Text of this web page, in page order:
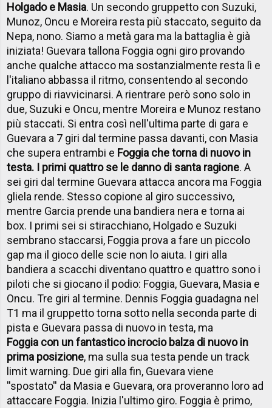
Holgado e Masia. Un secondo gruppetto con Suzuki,
Munoz, Oncu e Moreira resta più staccato, seguito da
Nepa, nono. Siamo a metà gara ma la battaglia è già
iniziata! Guevara tallona Foggia ogni giro provando
anche qualche attacco ma sostanzialmente resta lì e
l'italiano abbassa il ritmo, consentendo al secondo
gruppo di riavvicinarsi. A rientrare però sono solo in
due, Suzuki e Oncu, mentre Moreira e Munoz restano
più staccati. Si entra così nell'ultima parte di gara e
Guevara a 7 giri dal termine passa davanti, con Masia
che supera entrambi e Foggia che torna di nuovo in
testa. I primi quattro se le danno di santa ragione. A
sei giri dal termine Guevara attacca ancora ma Foggia
gliela rende. Stesso copione al giro successivo,
mentre Garcia prende una bandiera nera e torna ai
box. I primi sei si stiracchiano, Holgado e Suzuki
sembrano staccarsi, Foggia prova a fare un piccolo
gap ma il gioco delle scie non lo aiuta. I giri alla
bandiera a scacchi diventano quattro e quattro sono i
piloti che si giocano il podio: Foggia, Guevara, Masia e
Oncu. Tre giri al termine. Dennis Foggia guadagna nel
T1 ma il gruppetto torna sotto nella seconda parte di
pista e Guevara passa di nuovo in testa, ma
Foggia con un fantastico incrocio balza di nuovo in
prima posizione, ma sulla sua testa pende un track
limit warning. Due giri alla fin, Guevara viene
''spostato'' da Masia e Guevara, ora proveranno loro ad
attaccare Foggia. Inizia l'ultimo giro. Foggia è primo,